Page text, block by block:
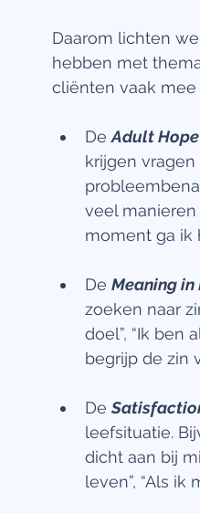
Daarom lichten
hebben met
cliënten vaak
De Adult Hope
krijgen
veel manieren
moment ga ik
De Meaning in
zoeken naar
doel”, “Ik ben
begrijp de zin
De
leefsituatie.
dicht aan bij
leven”, “Als